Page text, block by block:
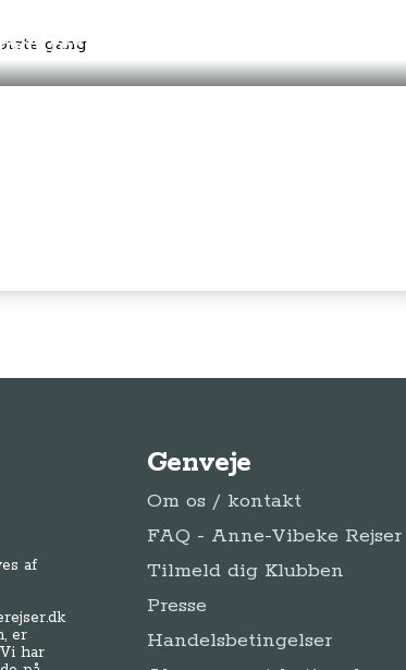
for første gang
af
er
har
Genveje
Om os / kontakt
FAQ - Anne-Vibeke Rejser
Tilmeld dig Klubben
Presse
Handelsbetingelser